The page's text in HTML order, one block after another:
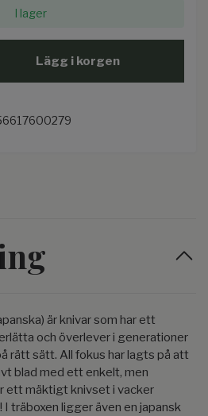
I lager
Lägg i korgen
är knivar som har ett
och överlever i generationer
rätt sätt. All fokus har lagts på att
blad med ett enkelt, men
ett mäktigt knivset i vacker
träboxen ligger även en japansk